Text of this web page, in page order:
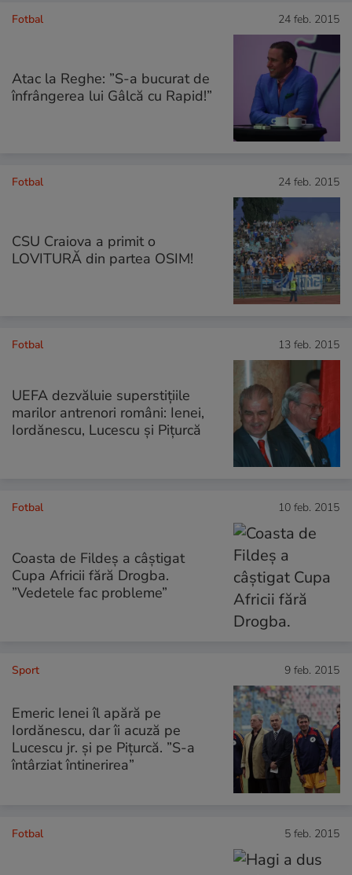
Fotbal 24 feb. 2015
Atac la Reghe: ”S-a bucurat de
înfrângerea lui Gâlcă cu Rapid!”
Fotbal 24 feb. 2015
CSU Craiova a primit o
LOVITURĂ din partea OSIM!
Fotbal 13 feb. 2015
UEFA dezvăluie superstițiile
marilor antrenori români: Ienei,
Iordănescu, Lucescu și Pițurcă
Fotbal 10 feb. 2015
Coasta de Fildeș a câștigat
Cupa Africii fără Drogba.
”Vedetele fac probleme”
Sport 9 feb. 2015
Emeric Ienei îl apără pe
Iordănescu, dar îi acuză pe
Lucescu jr. și pe Pițurcă. ”S-a
întârziat întinerirea”
Fotbal 5 feb. 2015